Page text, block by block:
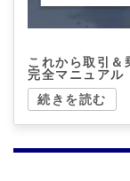
これから取引＆
完全マニュアル
続きを読む